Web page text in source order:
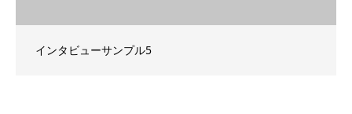
インタビューサンプル5